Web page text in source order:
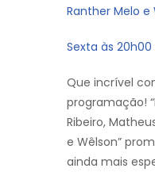
Ranther Melo e
Sexta às
Que incrível
programação!
Ribeiro,
e Wêlson”
ainda mais